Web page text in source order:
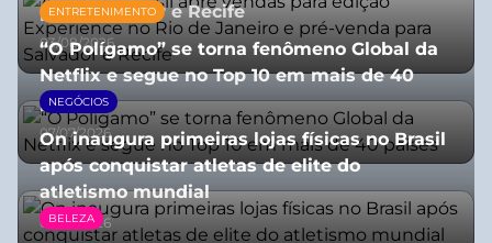
para Salvador e Recife
03/08/2026
ENTRETENIMENTO
“O Polígamo” se torna fenômeno Global da
Netflix e segue no Top 10 em mais de 40
países
07/07/2026
NEGÓCIOS
On inaugura primeiras lojas físicas no Brasil
após conquistar atletas de elite do
atletismo mundial
07/07/2026
BELEZA